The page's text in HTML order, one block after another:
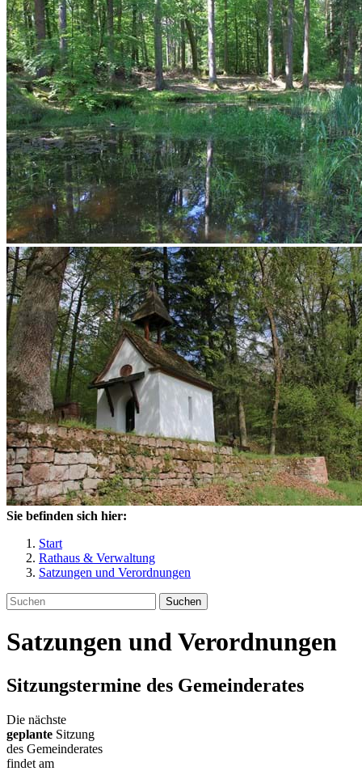
Sie befinden sich hier:
Start
Rathaus & Verwaltung
Satzungen und Verordnungen
Suchen
Satzungen und Verordnungen
Sitzungstermine des Gemeinderates
Die nächste
geplante Sitzung
des Gemeinderates
findet am